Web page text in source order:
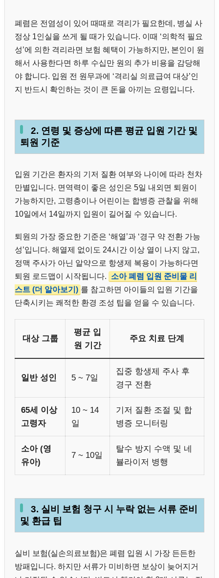
폐렴은 전염성이 있어 때때로 격리가 필요한데, 병실 사
정상 1인실을 쓰게 될 때가 있습니다. 이때 ‘의학적 필요
성’에 의한 격리라면 보험 혜택이 가능하지만, 본인이 원
해서 사용한다면 하루 수십만 원의 추가 비용을 감당해
야 합니다. 입원 전 원무과에 ‘격리실 의료급여 대상’인
지 반드시 확인하는 것이 큰 돈을 아끼는 요령입니다.
2. 연령 및 증상에 따른 평균 입원 기간 및
퇴원 기준
입원 기간은 환자의 기저 질환 여부와 나이에 따라 천차
만별입니다. 면역력이 좋은 성인은 5일 내외면 퇴원이
가능하지만, 고령층이나 어린이는 합병증 관찰을 위해
10일에서 14일까지 입원이 길어질 수 있습니다.
퇴원의 가장 중요한 기준은 ‘해열’과 ‘경구 약 전환 가능
성’입니다. 해열제 없이도 24시간 이상 열이 나지 않고,
정맥 주사가 아닌 알약으로 항생제 복용이 가능하다면
퇴원 로드맵이 시작됩니다.
소아 폐렴 입원 준비물 리
스트 (더 알아보기) 를 참고하면 아이들의 입원 기간을
단축시키는 쾌적한 환경 조성 팁을 얻을 수 있습니다.
대상 그룹
평균 입
원 기간
주요 치료 단계
일반 성인 5 ~ 7일
집중 항생제 주사 후
경구 전환
65세 이상
고령자
10 ~ 14
일
기저 질환 조절 및 합
병증 모니터링
소아 (영
유아)
7 ~ 10일
탈수 방지 수액 및 네
뷸라이저 병행
3. 실비 보험 청구 시 누락 없는 서류 준비
및 환급 팁
실비 보험(실손의료보험)은 폐렴 입원 시 가장 든든한
방패입니다. 하지만 서류가 미비하면 보상이 늦어지거